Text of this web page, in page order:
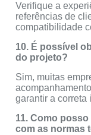
Verifique a
referências de
compatibilidade
10. É possível
do projeto?
Sim, muitas
garantir a correta
11. Como
com as normas